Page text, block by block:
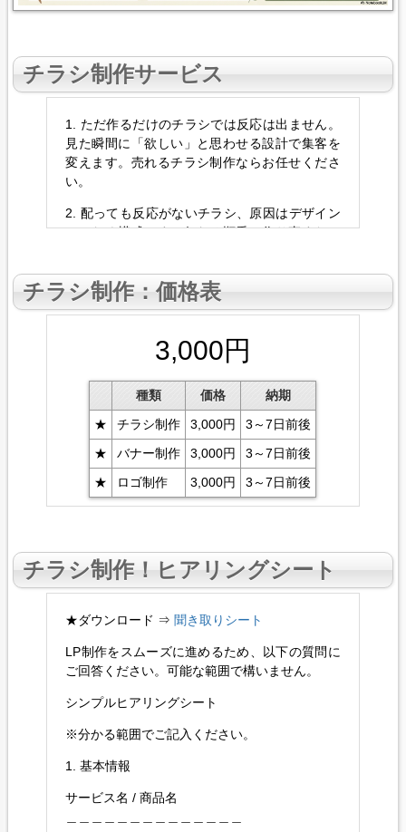
チラシ制作サービス
1. ただ作るだけのチラシでは反応は出ません。
見た瞬間に「欲しい」と思わせる設計で集客を
変えます。売れるチラシ制作ならお任せくださ
い。
2. 配っても反応がないチラシ、原因はデザイン
ではなく構成です。伝わる順番で作り直すだけ
3. チラシは広告です。おしゃれよりも「行動さ
せる」が正解。読み手の心理に刺さる設計で問
4. そのチラシ、読まれていますか。3秒で興味
反応率は大きく変わります。
5. 売れない理由は商品ではなく伝え方かもしれ
ません。ターゲットに刺さる言葉と配置で反応
が出るチラシを作ります。
6. 反応の出るチラシには型があります。タイト
ル、導線、CTAまで設計された一枚で集客を安
チラシ制作：価格表
3,000円
種類 価格
納期
★
チラシ制作 3,000円
3～7日前後
★
バナー制作 3,000円
3～7日前後
★
ロゴ制作 3,000円 3～7日前後
チラシ制作！ヒアリングシート
★ダウンロード ⇒ 聞き取りシート
LP制作をスムーズに進めるため、以下の質問に
ご回答ください。可能な範囲で構いません。
シンプルヒアリングシート
※分かる範囲でご記入ください。
1. 基本情報
サービス名 / 商品名